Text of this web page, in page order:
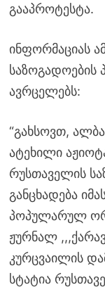
გააპროტესტა.
ინფორმაციას
საზოგადოების
ავრცელებს:
“გახსოვთ,
ატეხილი
რუსთაველის
განცხადება
პოპულარულ
ჟურნალ
კურცვაილის
სტატია